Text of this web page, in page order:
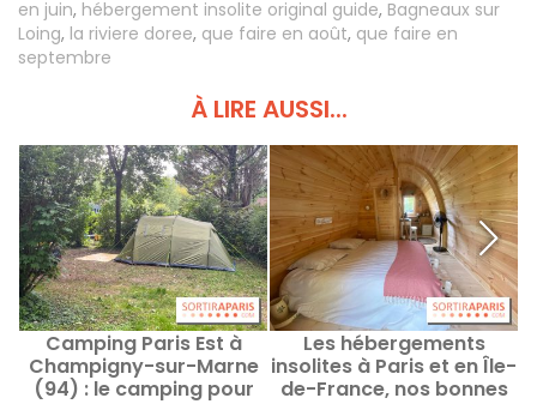
en juin, hébergement insolite original guide, Bagneaux sur
Loing, la riviere doree, que faire en août, que faire en
septembre
À LIRE AUSSI...
Camping Paris Est à
Champigny-sur-Marne
(94) : le camping pour
Les hébergements
insolites à Paris et en Île-
de-France, nos bonnes